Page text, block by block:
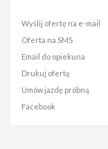
Wyślij ofertę na e-mail
Oferta na SMS
Email do opiekuna
Drukuj ofertę
Umów jazdę próbną
Facebook